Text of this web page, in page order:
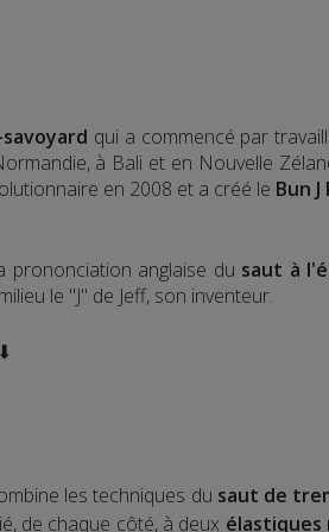
qui a commencé par
à Bali et en Nouvelle
en 2008 et a créé le Bun J
anglaise du saut à
le "J" de Jeff, son inventeur.
les techniques du saut de
de chaque côté, à deux élastiques